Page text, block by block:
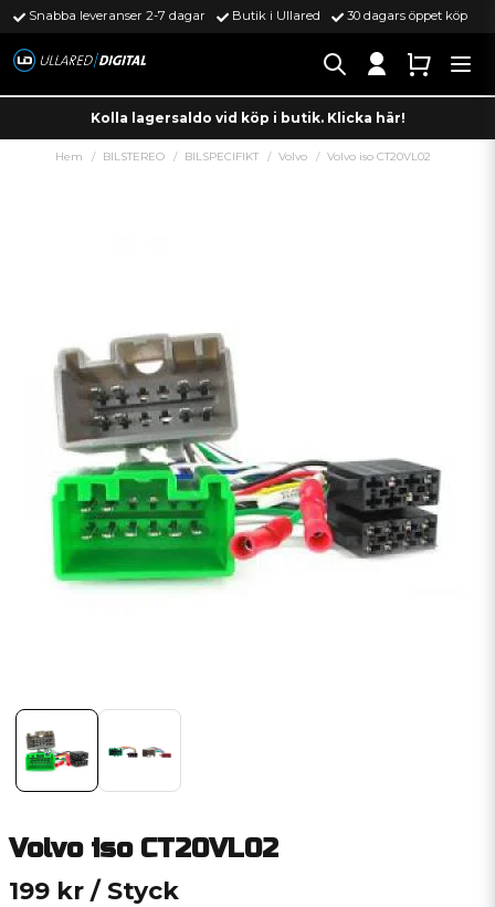
Snabba leveranser 2-7 dagar Butik i Ullared 30 dagars öppet köp
Kolla lagersaldo vid köp i butik. Klicka här!
Hem BILSTEREO BILSPECIFIKT Volvo Volvo iso CT20VL02
Volvo iso CT20VL02
199 kr / Styck